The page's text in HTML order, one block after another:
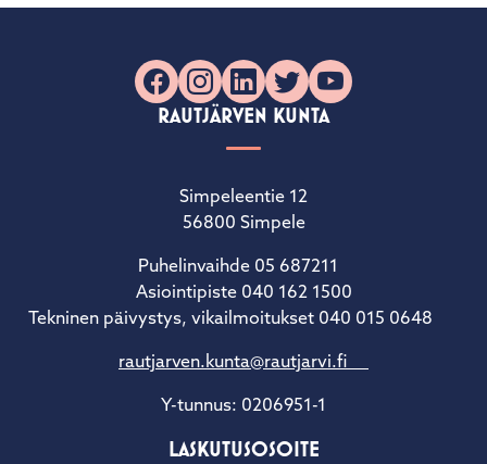
Facebook
Instagram
LinkedIn
X YouTube
RAUTJÄRVEN KUNTA
Simpeleentie 12
56800 Simpele
Puhelinvaihde 05 687211
Asiointipiste 040 162 1500
Tekninen päivystys, vikailmoitukset 040 015 0648
rautjarven.kunta@rautjarvi.fi
Y-tunnus: 0206951-1
LASKUTUSOSOITE